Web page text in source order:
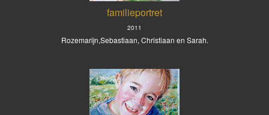
familieportret
2011
Rozemarijn,Sebastiaan, Christiaan en Sarah.